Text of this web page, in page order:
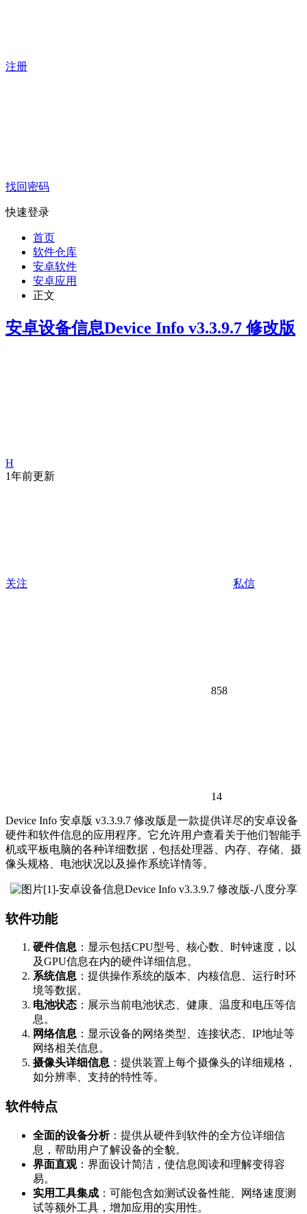
注册
找回密码
快速登录
首页
软件仓库
安卓软件
安卓应用
正文
安卓设备信息Device Info v3.3.9.7 修改版
H
1年前更新
关注 私信
858
14
Device Info 安卓版 v3.3.9.7 修改版是一款提供详尽的安卓设备
硬件和软件信息的应用程序。它允许用户查看关于他们智能手
机或平板电脑的各种详细数据，包括处理器、内存、存储、摄
像头规格、电池状况以及操作系统详情等。
软件功能
硬件信息 ：显示包括CPU型号、核心数、时钟速度，以
及GPU信息在内的硬件详细信息。
系统信息 ：提供操作系统的版本、内核信息、运行时环
境等数据。
电池状态 ：展示当前电池状态、健康、温度和电压等信
息。
网络信息 ：显示设备的网络类型、连接状态、IP地址等
网络相关信息。
摄像头详细信息 ：提供装置上每个摄像头的详细规格，
如分辨率、支持的特性等。
软件特点
全面的设备分析：提供从硬件到软件的全方位详细信
息，帮助用户了解设备的全貌。
界面直观：界面设计简洁，使信息阅读和理解变得容
易。
实用工具集成 ：可能包含如测试设备性能、网络速度测
试等额外工具，增加应用的实用性。